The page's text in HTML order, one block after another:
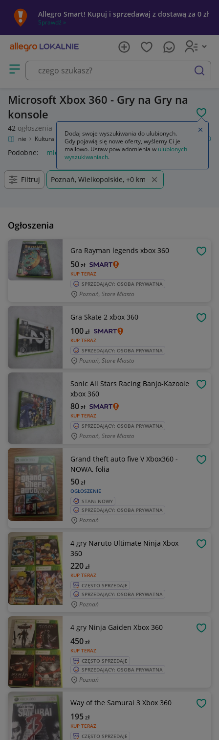
Allegro Smart! Kupuj i sprzedawaj z dostawą za 0 zł
Sprawdź »
Otwórz menu z kategoriami
szukaj
Microsoft Xbox 360 - Gry na Gry na
konsole
42 ogłoszenia
Lokalnie Kultura i rozrywka Gry Gry na konsole Microsoft Xbox 360
Podobne: microsoft xbox 360
Filtruj Poznań, Wielkopolskie, +0 km
Ogłoszenia
Gra Rayman legends xbox 360
KUP TERAZ
50zł
SPRZEDAJĄCY: OSOBA PRYWATNA
Poznań, Stare Miasto
Gra Skate 2 xbox 360
KUP TERAZ
100zł
SPRZEDAJĄCY: OSOBA PRYWATNA
Poznań, Stare Miasto
Sonic All Stars Racing Banjo-Kazooie
xbox 360
KUP TERAZ
80zł
SPRZEDAJĄCY: OSOBA PRYWATNA
Poznań, Stare Miasto
Grand theft auto five V Xbox360 -
NOWA, folia
OGŁOSZENIE
50zł
STAN: NOWY
SPRZEDAJĄCY: OSOBA PRYWATNA
Poznań
4 gry Naruto Ultimate Ninja Xbox
360
KUP TERAZ
220zł
CZĘSTO SPRZEDAJE
SPRZEDAJĄCY: OSOBA PRYWATNA
Poznań
4 gry Ninja Gaiden Xbox 360
KUP TERAZ
450zł
CZĘSTO SPRZEDAJE
SPRZEDAJĄCY: OSOBA PRYWATNA
Poznań
Way of the Samurai 3 Xbox 360
KUP TERAZ
195zł
CZĘSTO SPRZEDAJE
Dodaj swoje wyszukiwania do ulubionych.
Gdy pojawią się nowe oferty, wyślemy Ci je
mailowo. Ustaw powiadomienia w ulubionych
wyszukiwaniach.